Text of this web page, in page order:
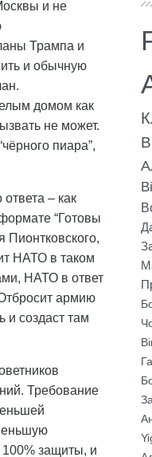
и не
Трампа и
и обычную
домом как
не может.
пиара”,
– как
“Готовы
Пионтковского,
НАТО в таком
НАТО в ответ
армию
и создаст там
Требование
100% защиты, и